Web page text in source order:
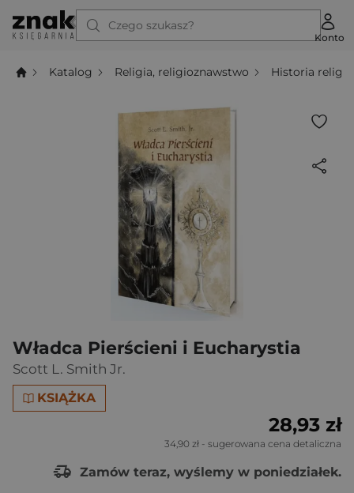
Czego szukasz?
Konto
Katalog Religia, religioznawstwo Historia religii
Władca Pierścieni i Eucharystia
Scott L. Smith Jr.
KSIĄŻKA
28,93 zł
34,90 zł - sugerowana cena detaliczna
Zamów teraz, wyślemy w poniedziałek.